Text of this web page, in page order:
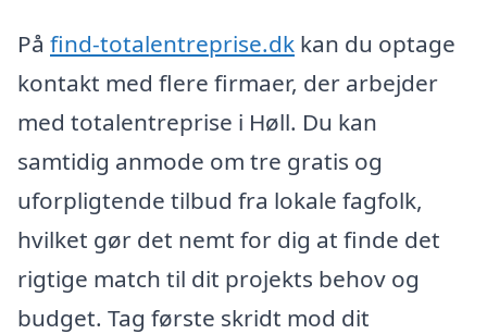
På find-totalentreprise.dk kan du optage
kontakt med flere firmaer, der arbejder
med totalentreprise i Høll. Du kan
samtidig anmode om tre gratis og
uforpligtende tilbud fra lokale fagfolk,
hvilket gør det nemt for dig at finde det
rigtige match til dit projekts behov og
budget. Tag første skridt mod dit